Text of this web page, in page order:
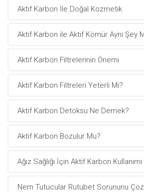
Aktif Karbon İle Doğal Kozmetik
Aktif Karbon ile Aktif Kömür Aynı Şey
Aktif Karbon Filtrelerinin Önemi
Aktif Karbon Filtreleri Yeterli Mi?
Aktif Karbon Detoksu Ne Demek?
Aktif Karbon Bozulur Mu?
Ağız Sağlığı İçin Aktif Karbon Kullanımı
Nem Tutucular Rutubet Sorununu